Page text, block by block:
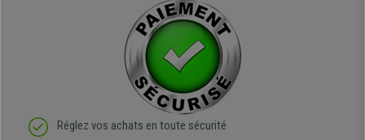
Réglez vos achats en toute sécurité